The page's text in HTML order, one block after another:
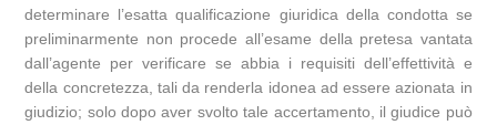
determinare l’esatta qualificazione giuridica della condotta se
preliminarmente non procede all’esame della pretesa vantata
dall’agente per verificare se abbia i requisiti dell’effettività e
della concretezza, tali da renderla idonea ad essere azionata in
giudizio; solo dopo aver svolto tale accertamento, il giudice può